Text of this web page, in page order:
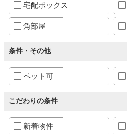
宅配ボックス
角部屋
条件・その他
ペット可
こだわりの条件
新着物件